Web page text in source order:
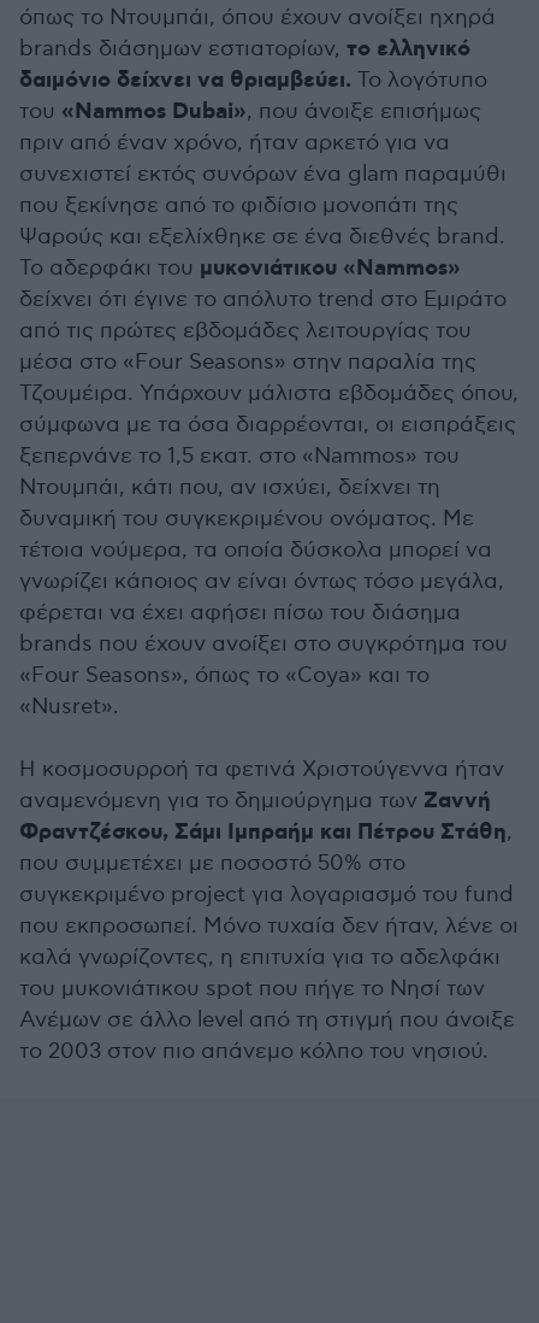
όπως το Ντουμπάι, όπου έχουν ανοίξει ηχηρά
brands διάσημων εστιατορίων, το ελληνικό
δαιμόνιο δείχνει να θριαμβεύει. Το λογότυπο
του «Nammos Dubai», που άνοιξε επισήμως
πριν από έναν χρόνο, ήταν αρκετό για να
συνεχιστεί εκτός συνόρων ένα glam παραμύθι
που ξεκίνησε από το φιδίσιο μονοπάτι της
Ψαρούς και εξελίχθηκε σε ένα διεθνές brand.
Το αδερφάκι του μυκονιάτικου «Nammos»
δείχνει ότι έγινε το απόλυτο trend στο Εμιράτο
από τις πρώτες εβδομάδες λειτουργίας του
μέσα στο «Four Seasons» στην παραλία της
Τζουμέιρα. Υπάρχουν μάλιστα εβδομάδες όπου,
σύμφωνα με τα όσα διαρρέονται, οι εισπράξεις
ξεπερνάνε το 1,5 εκατ. στο «Nammos» του
Ντουμπάι, κάτι που, αν ισχύει, δείχνει τη
δυναμική του συγκεκριμένου ονόματος. Με
τέτοια νούμερα, τα οποία δύσκολα μπορεί να
γνωρίζει κάποιος αν είναι όντως τόσο μεγάλα,
φέρεται να έχει αφήσει πίσω του διάσημα
brands που έχουν ανοίξει στο συγκρότημα του
«Four Seasons», όπως το «Coya» και το
«Nusret».
Η κοσμοσυρροή τα φετινά Χριστούγεννα ήταν
αναμενόμενη για το δημιούργημα των Ζαννή
Φραντζέσκου, Σάμι Ιμπραήμ και Πέτρου Στάθη,
που συμμετέχει με ποσοστό 50% στο
συγκεκριμένο project για λογαριασμό του fund
που εκπροσωπεί. Μόνο τυχαία δεν ήταν, λένε οι
καλά γνωρίζοντες, η επιτυχία για το αδελφάκι
του μυκονιάτικου spot που πήγε το Νησί των
Ανέμων σε άλλο level από τη στιγμή που άνοιξε
το 2003 στον πιο απάνεμο κόλπο του νησιού.